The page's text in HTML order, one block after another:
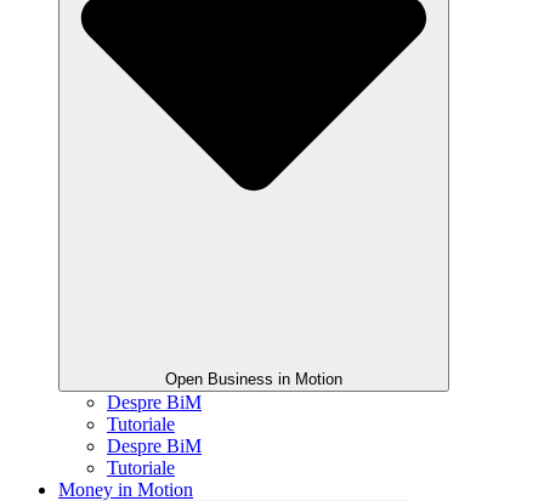
Open Business in Motion
Despre BiM
Tutoriale
Despre BiM
Tutoriale
Money in Motion